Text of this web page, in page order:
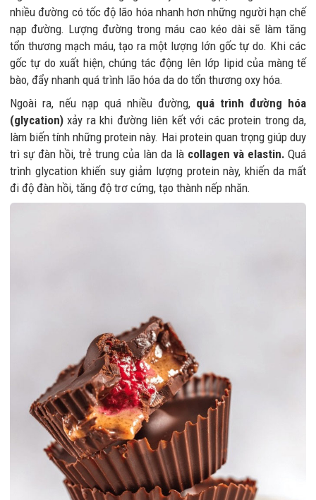
nhiều đường có tốc độ lão hóa nhanh hơn những người hạn chế
nạp đường. Lượng đường trong máu cao kéo dài sẽ làm tăng
tổn thương mạch máu, tạo ra một lượng lớn gốc tự do. Khi các
gốc tự do xuất hiện, chúng tác động lên lớp lipid của màng tế
bào, đẩy nhanh quá trình lão hóa da do tổn thương oxy hóa.
Ngoài ra, nếu nạp quá nhiều đường, quá trình đường hóa
(glycation)xảy ra khi đường liên kết với các protein trong da,
làm biến tính những protein này. Hai protein quan trọng giúp duy
trì sự đàn hồi, trẻ trung của làn da là collagen và elastin. Quá
trình glycation khiến suy giảm lượng protein này, khiến da mất
đi độ đàn hồi, tăng độ trơ cứng, tạo thành nếp nhăn.